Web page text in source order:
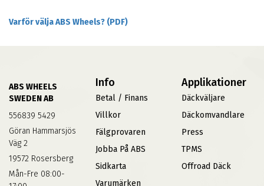
Varför välja ABS Wheels? (PDF)
ABS WHEELS
SWEDEN AB
556839 5429
Göran Hammarsjös
Väg 2
19572 Rosersberg
Mån-Fre 08:00-
Info
Betal / Finans
Villkor
Fälgprovaren
Jobba På ABS
Sidkarta
Varumärken
Applikationer
Däckväljare
Däckomvandlare
Press
TPMS
Offroad Däck